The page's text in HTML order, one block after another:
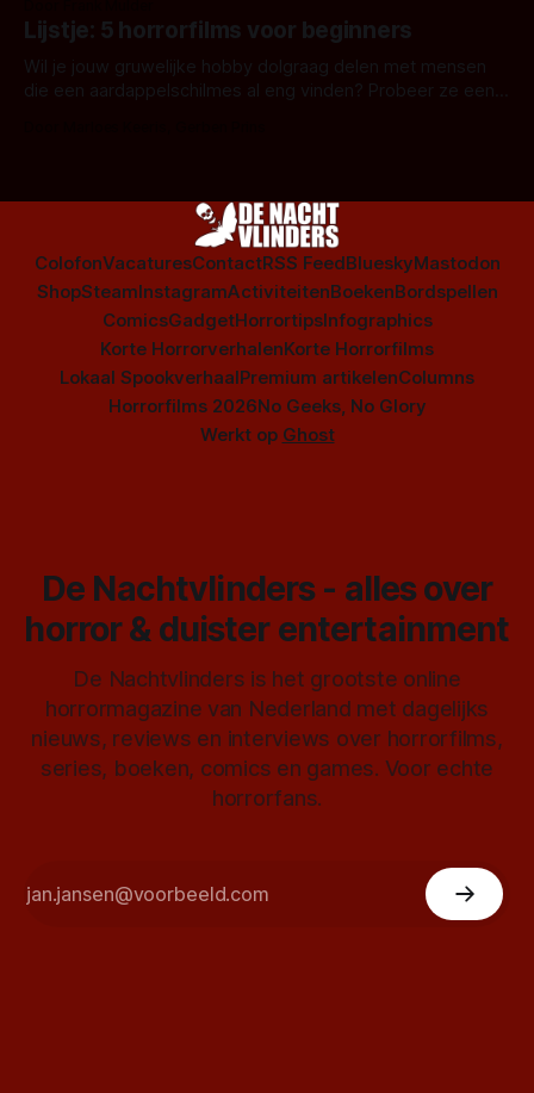
Amsterdamned of The Johnsons. Maar Nederlandse horror
is niet beperkt tot films. Hier een aantal Nederlandse tv-
series uit het duistere of horrorgenre. Als
Lijstje: 5 horrorfilms voor beginners
Wil je jouw gruwelijke hobby dolgraag delen met mensen
die een aardappelschilmes al eng vinden? Probeer ze eens
ColofonVacaturesContactRSS FeedBlueskyMastodon
ShopSteamInstagramActiviteitenBoekenBordspellen
ComicsGadgetHorrortipsInfographics
Korte HorrorverhalenKorte Horrorfilms
Lokaal SpookverhaalPremium artikelenColumns
Horrorfilms 2026No Geeks, No Glory
Werkt op Ghost
De Nachtvlinders - alles over
horror & duister entertainment
De Nachtvlinders is het grootste online
horrormagazine van Nederland met dagelijks
nieuws, reviews en interviews over horrorfilms,
series, boeken, comics en games. Voor echte
horrorfans.